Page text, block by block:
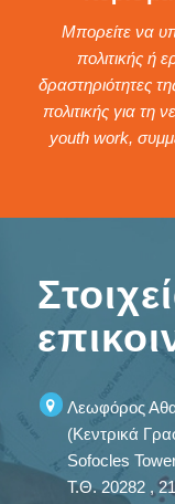
Μπορείτε να
πολιτικής ή
δραστηριότητες
πολιτικής για
youth work,
Λεωφόρος
(Κεντρικά
Sofocles
Τ.Θ. 20282 ,